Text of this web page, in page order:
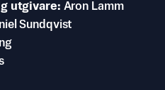
utgivare Aron Lamm
Sundqvist